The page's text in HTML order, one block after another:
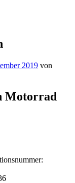
2019 von
Motorrad